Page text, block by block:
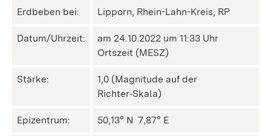
Erdbeben bei: Lipporn, Rhein-Lahn-Kreis, RP
Datum/Uhrzeit:
am 24.10.2022 um 11:33 Uhr
Ortszeit (MESZ)
Stärke:
1,0 (Magnitude auf der
Richter‑Skala)
Epizentrum: 50,13° N ㅤ 7,87° E